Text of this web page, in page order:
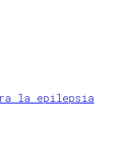
la epilepsia